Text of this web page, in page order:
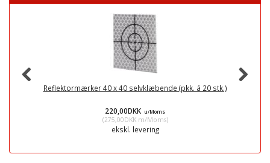
Reflektormærker 40 x 40 selvklæbende (pkk. á 20 stk.)
220,00DKK u/Moms
(275,00DKKm/Moms)
ekskl. levering